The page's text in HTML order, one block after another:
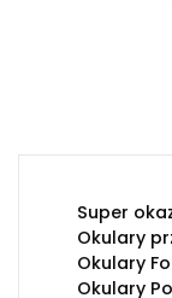
Super
Okulary
Okulary
Okulary